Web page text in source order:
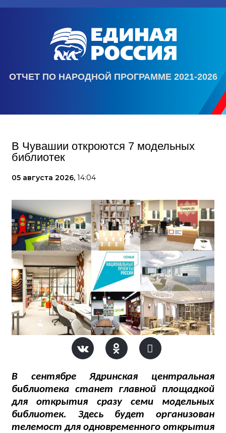
ОТЧЕТ ПО НАРОДНОЙ ПРОГРАММЕ 2021-2026
В Чувашии откроются 7 модельных
библиотек
05 августа 2026, 14:04
В сентябре Ядринская центральная
библиотека станет главной площадкой
для открытия сразу семи модельных
библиотек. Здесь будет организован
телемост для одновременного открытия